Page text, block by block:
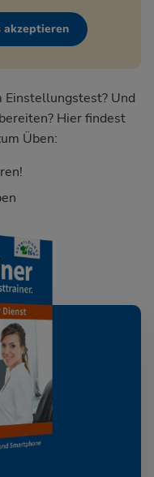
akzeptieren
Und
Hier findest
Üben: